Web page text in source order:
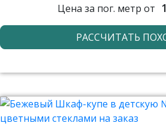
Цена за пог. метр от
РАССЧИТАТЬ